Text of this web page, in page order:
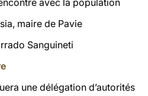
avec la population
maire de Pavie
Sanguineti
une délégation d’autorités